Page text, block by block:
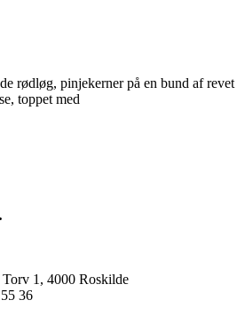
rødløg, pinjekerner på en bund af revet
toppet med
Torv 1, 4000 Roskilde
36